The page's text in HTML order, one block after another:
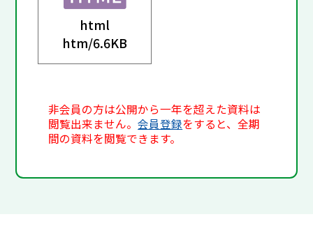
html
htm/6.6KB
非会員の方は公開から一年を超えた資料は
閲覧出来ません。会員登録をすると、全期
間の資料を閲覧できます。